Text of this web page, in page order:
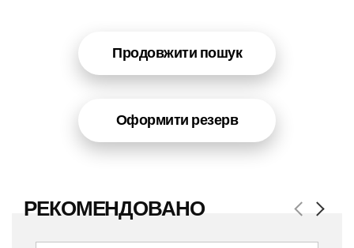
Продовжити пошук
Оформити резерв
РЕКОМЕНДОВАНО Previous
Next